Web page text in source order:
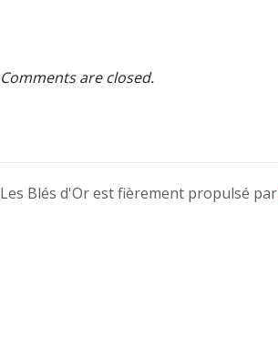
Comments are closed.
Les Blés d'Or est fièrement propulsé par